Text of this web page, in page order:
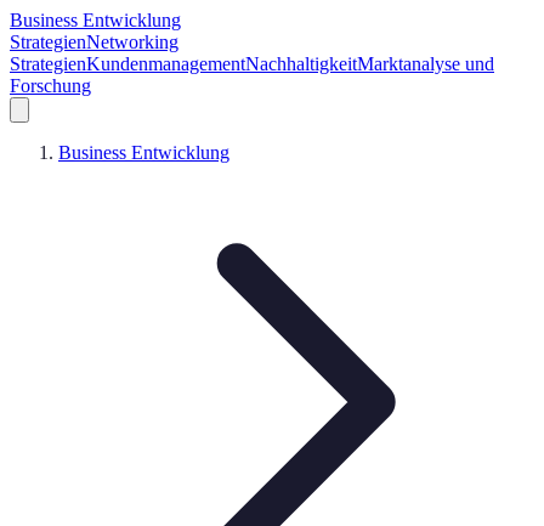
Business Entwicklung
StrategienNetworking
StrategienKundenmanagementNachhaltigkeitMarktanalyse und
Forschung
Business Entwicklung